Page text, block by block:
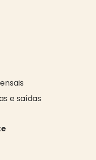
e saídas